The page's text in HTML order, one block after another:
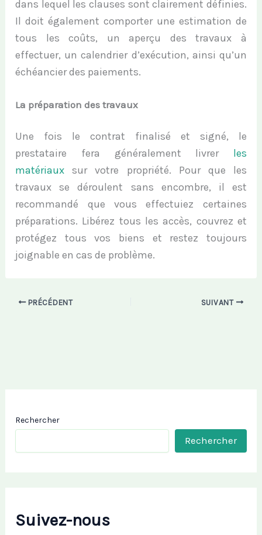
dans lequel les clauses sont clairement définies.
Il doit également comporter une estimation de
tous les coûts, un aperçu des travaux à
effectuer, un calendrier d’exécution, ainsi qu’un
échéancier des paiements.
La préparation des travaux
Une fois le contrat finalisé et signé, le
prestataire fera généralement livrer les
matériaux sur votre propriété. Pour que les
travaux se déroulent sans encombre, il est
recommandé que vous effectuiez certaines
préparations. Libérez tous les accès, couvrez et
protégez tous vos biens et restez toujours
joignable en cas de problème.
PRÉCÉDENT SUIVANT
Rechercher
Rechercher
Suivez-nous